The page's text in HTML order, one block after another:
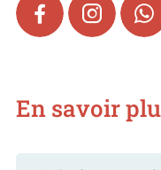
FACEBOOK
En savoir